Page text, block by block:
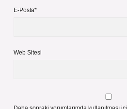
E-Posta*
Web Sitesi